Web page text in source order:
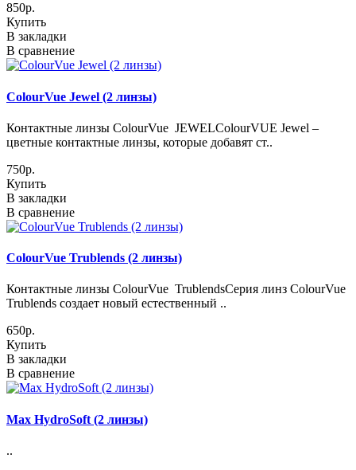
850р.
Купить
В закладки
В сравнение
ColourVue Jewel (2 линзы)
Контактные линзы ColourVue JEWELColourVUE Jewel –
цветные контактные линзы, которые добавят ст..
750р.
Купить
В закладки
В сравнение
ColourVue Trublends (2 линзы)
Контактные линзы ColourVue TrublendsСерия линз ColourVue
Trublends создает новый естественный ..
650р.
Купить
В закладки
В сравнение
Max HydroSoft (2 линзы)
..